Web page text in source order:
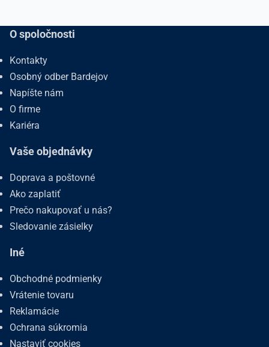
O spoločnosti
Kontakty
Osobný odber Bardejov
Napíšte nám
O firme
Kariéra
Vaše objednávky
Doprava a poštovné
Ako zaplatiť
Prečo nakupovať u nás?
Sledovanie zásielky
Iné
Obchodné podmienky
Vrátenie tovaru
Reklamácie
Ochrana súkromia
Nastaviť cookies